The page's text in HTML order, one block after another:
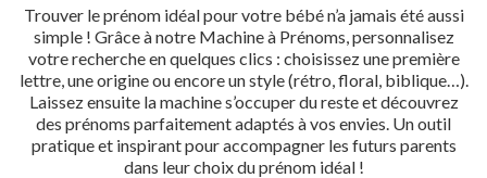
Trouver le prénom idéal pour votre bébé n’a jamais été aussi
simple ! Grâce à notre Machine à Prénoms, personnalisez
votre recherche en quelques clics : choisissez une première
lettre, une origine ou encore un style (rétro, floral, biblique…).
Laissez ensuite la machine s’occuper du reste et découvrez
des prénoms parfaitement adaptés à vos envies. Un outil
pratique et inspirant pour accompagner les futurs parents
dans leur choix du prénom idéal !